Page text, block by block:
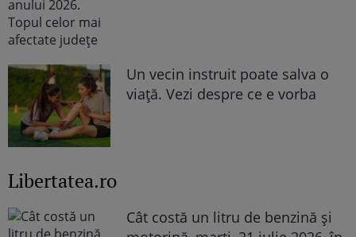
Un vecin instruit poate salva o
viață. Vezi despre ce e vorba
Libertatea.ro
Cât costă un litru de benzină și